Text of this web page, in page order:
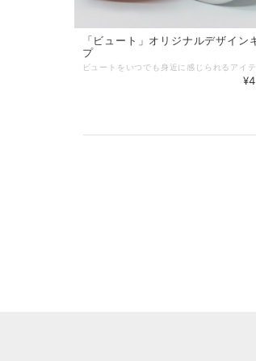
「ビュート」オリジナルデザイン
プ